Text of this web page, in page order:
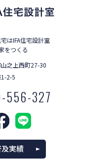
はIFA住宅設計室
をつくる
之上西町27-30
2-5
556-327
実績